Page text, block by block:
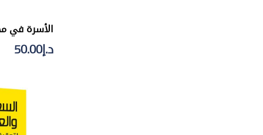
الأسرة في
د.إ50.00